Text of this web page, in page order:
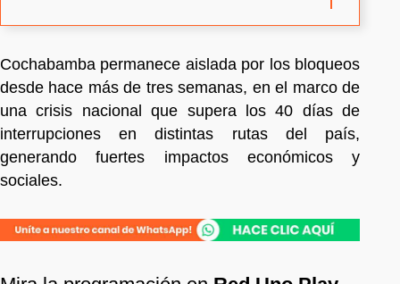
Cochabamba permanece aislada por los bloqueos
desde hace más de tres semanas, en el marco de
una crisis nacional que supera los 40 días de
interrupciones en distintas rutas del país,
generando fuertes impactos económicos y
sociales.